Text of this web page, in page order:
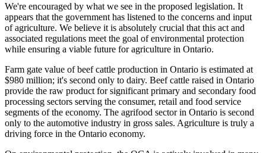
We're encouraged by what we see in the proposed legislation. It
appears that the government has listened to the concerns and input
of agriculture. We believe it is absolutely crucial that this act and
associated regulations meet the goal of environmental protection
while ensuring a viable future for agriculture in Ontario.
Farm gate value of beef cattle production in Ontario is estimated at
$980 million; it's second only to dairy. Beef cattle raised in Ontario
provide the raw product for significant primary and secondary food
processing sectors serving the consumer, retail and food service
segments of the economy. The agrifood sector in Ontario is second
only to the automotive industry in gross sales. Agriculture is truly a
driving force in the Ontario economy.